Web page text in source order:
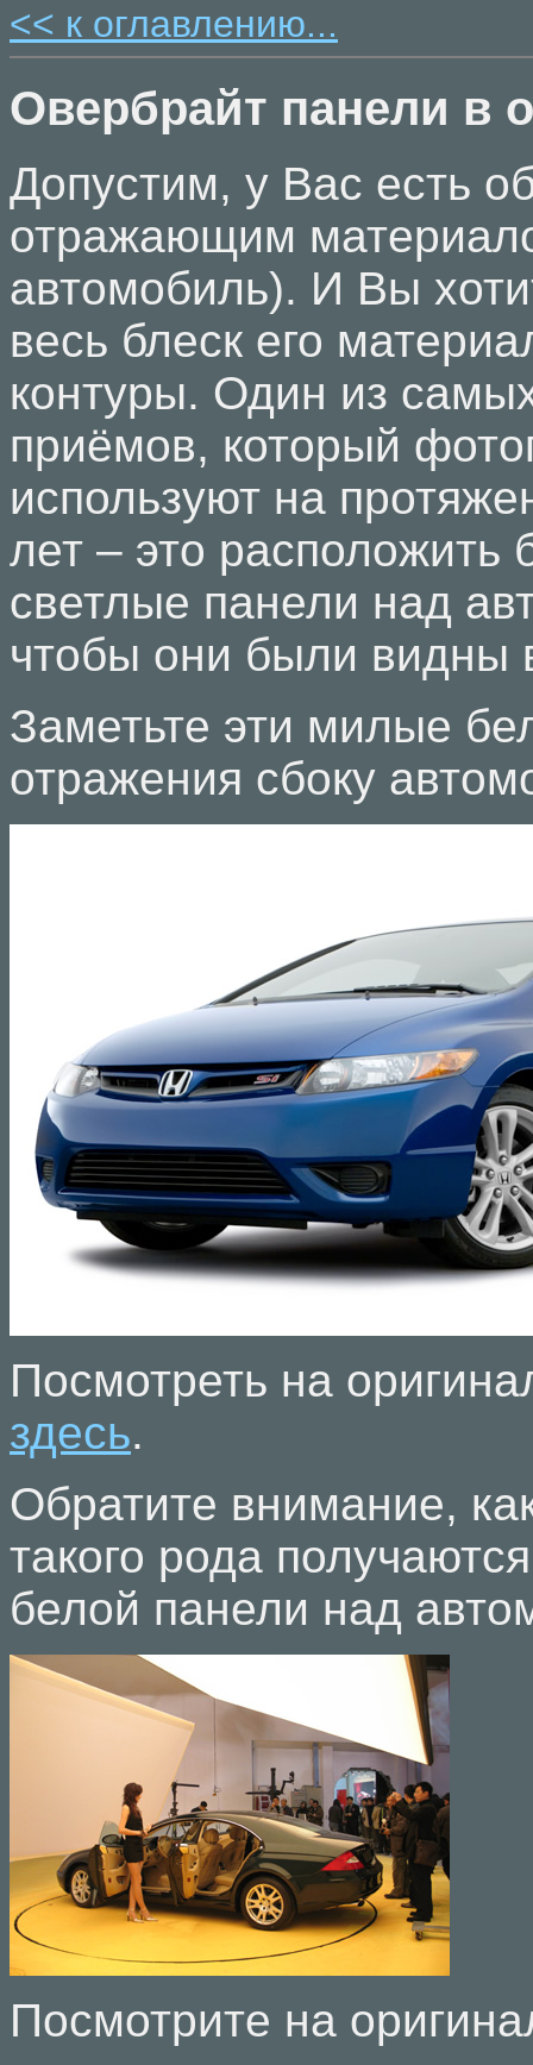
<< к оглавлению...
Овербрайт панели в
Допустим, у Вас есть
отражающим
автомобиль). И Вы
весь блеск его
контуры. Один из
приёмов, который
используют на
лет – это расположить
светлые панели над
чтобы они были видны
Заметьте эти милые
отражения сбоку
Посмотреть на
здесь.
Обратите внимание,
такого рода
белой панели над
Посмотрите на